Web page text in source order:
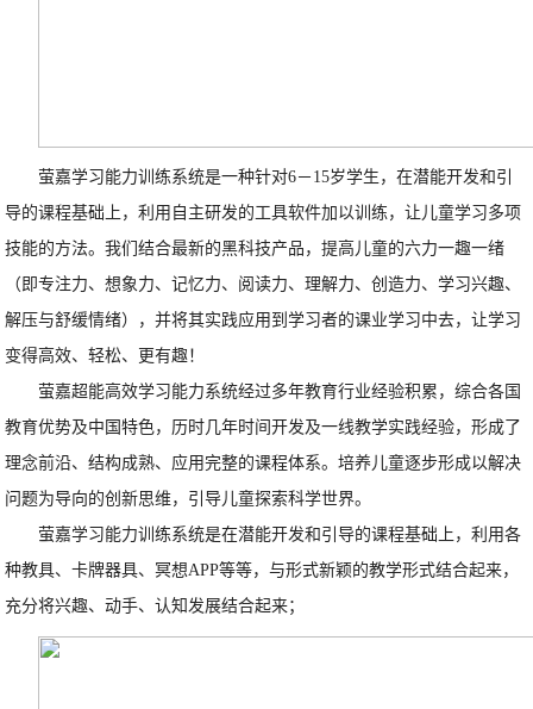
萤嘉学习能力训练系统是一种针对6－15岁学生，在潜能开发和引
导的课程基础上，利用自主研发的工具软件加以训练，让儿童学习多项
技能的方法。我们结合最新的黑科技产品，提高儿童的六力一趣一绪
（即专注力、想象力、记忆力、阅读力、理解力、创造力、学习兴趣、
解压与舒缓情绪），并将其实践应用到学习者的课业学习中去，让学习
变得高效、轻松、更有趣！
萤嘉超能高效学习能力系统经过多年教育行业经验积累，综合各国
教育优势及中国特色，历时几年时间开发及一线教学实践经验，形成了
理念前沿、结构成熟、应用完整的课程体系。培养儿童逐步形成以解决
问题为导向的创新思维，引导儿童探索科学世界。
萤嘉学习能力训练系统是在潜能开发和引导的课程基础上，利用各
种教具、卡牌器具、冥想APP等等，与形式新颖的教学形式结合起来，
充分将兴趣、动手、认知发展结合起来；